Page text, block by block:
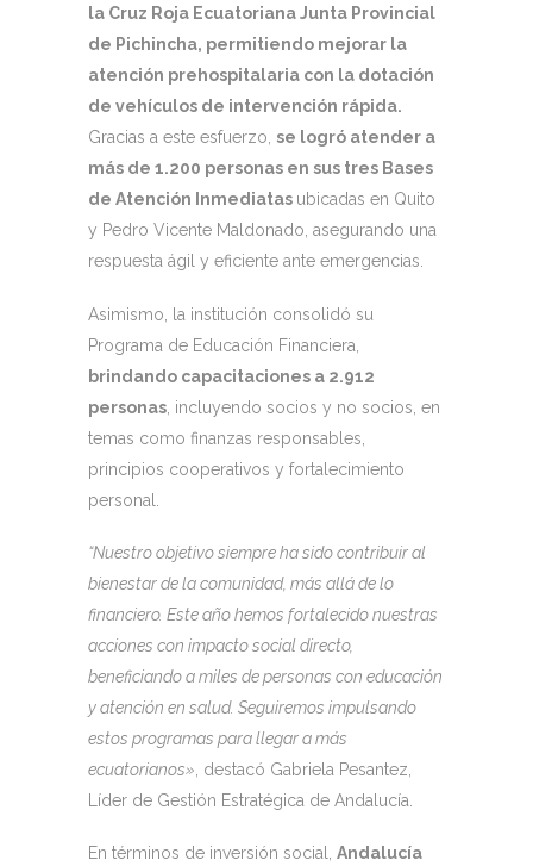
la Cruz Roja Ecuatoriana Junta Provincial
de Pichincha, permitiendo mejorar la
atención prehospitalaria con la dotación
de vehículos de intervención rápida.
Gracias a este esfuerzo, se logró atender a
más de 1.200 personas en sus tres Bases
de Atención Inmediatas ubicadas en Quito
y Pedro Vicente Maldonado, asegurando una
respuesta ágil y eficiente ante emergencias.
Asimismo, la institución consolidó su
Programa de Educación Financiera,
brindando capacitaciones a 2.912
personas , incluyendo socios y no socios, en
temas como finanzas responsables,
principios cooperativos y fortalecimiento
personal.
“Nuestro objetivo siempre ha sido contribuir al
bienestar de la comunidad, más allá de lo
financiero. Este año hemos fortalecido nuestras
acciones con impacto social directo,
beneficiando a miles de personas con educación
y atención en salud. Seguiremos impulsando
estos programas para llegar a más
ecuatorianos» , destacó Gabriela Pesantez,
Líder de Gestión Estratégica de Andalucía.
En términos de inversión social, Andalucía